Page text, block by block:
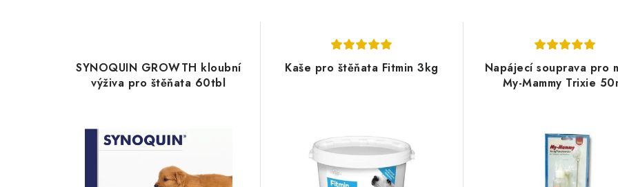
SYNOQUIN GROWTH kloubní
výživa pro štěňata 60tbl
Kaše pro štěňata Fitmin 3kg
Napájecí souprava pro
My-Mammy Trixie